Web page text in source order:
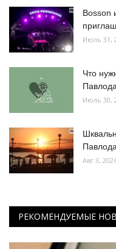
Bosson
Июль 31,
Что
Июль 30,
Авг 3,
РЕКОМЕНДУЕМЫЕ